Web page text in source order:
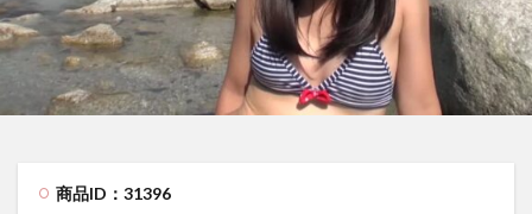
商品ID：31396